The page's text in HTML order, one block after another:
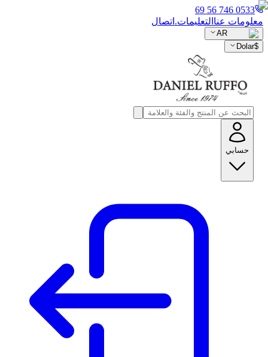
0533 746 56 69
معلومات عنا التعليمات. اتصال
AR
$
Dolar
حسابي